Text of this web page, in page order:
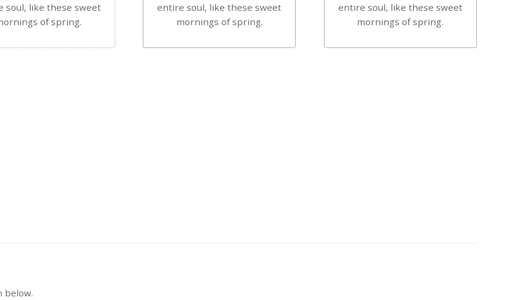
soul, like these sweet
of spring.
entire soul, like these sweet
mornings of spring.
entire soul, like these sweet
mornings of spring.
below.